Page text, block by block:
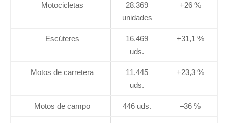
Motocicletas
28.369
unidades
+26 %
Escúteres
16.469
uds.
+31,1 %
Motos de carretera
11.445
uds.
+23,3 %
Motos de campo 446 uds. –36 %